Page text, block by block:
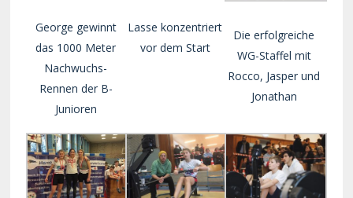
George gewinnt
das 1000 Meter
Nachwuchs-
Rennen der B-
Junioren
Lasse konzentriert
vor dem Start
Die erfolgreiche
WG-Staffel mit
Rocco, Jasper und
Jonathan